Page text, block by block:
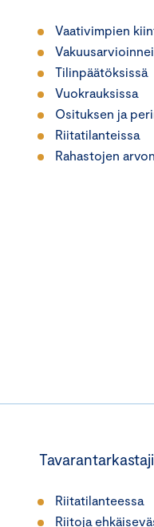
Vaativimpien
Tilinpäätöksissä
Vuokrauksissa
Osituksen ja
Riitatilanteissa
Rahastojen
Riitatilanteessa
Riitoja